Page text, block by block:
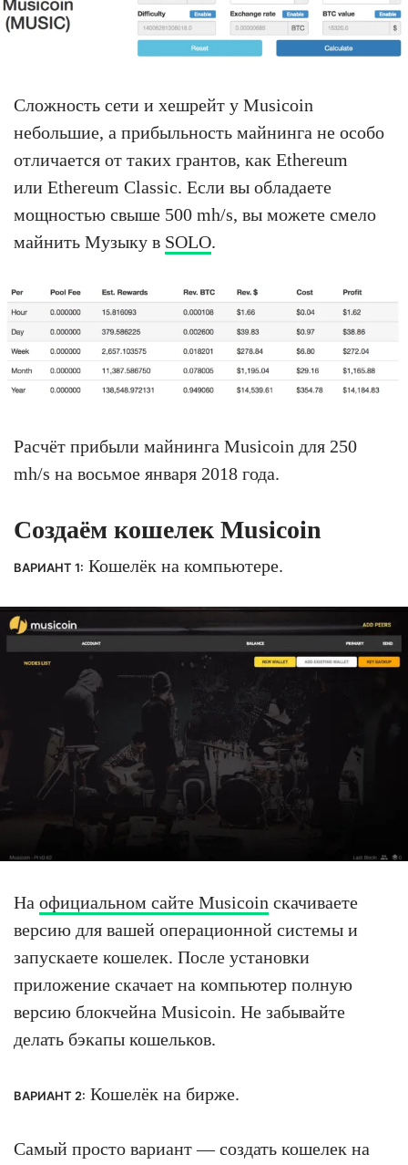
Сложность сети и хешрейт у Musicoin
небольшие, а прибыльность майнинга не особо
отличается от таких грантов, как Ethereum
или Ethereum Classic. Если вы обладаете
мощностью свыше 500 mh/s, вы можете смело
майнить Музыку в SOLO.
Расчёт прибыли майнинга Musicoin для 250
mh/s на восьмое января 2018 года.
Создаём кошелек Musicoin
ВАРИАНТ 1: Кошелёк на компьютере.
На официальном сайте Musicoin скачиваете
версию для вашей операционной системы и
запускаете кошелек. После установки
приложение скачает на компьютер полную
версию блокчейна Musicoin. Не забывайте
делать бэкапы кошельков.
ВАРИАНТ 2: Кошелёк на бирже.
Самый просто вариант — создать кошелек на